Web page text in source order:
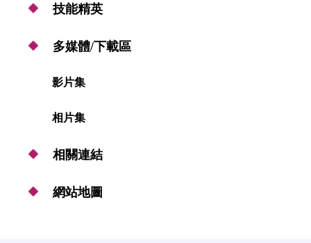
技能精英
多媒體/下載區
影片集
相片集
相關連結
網站地圖